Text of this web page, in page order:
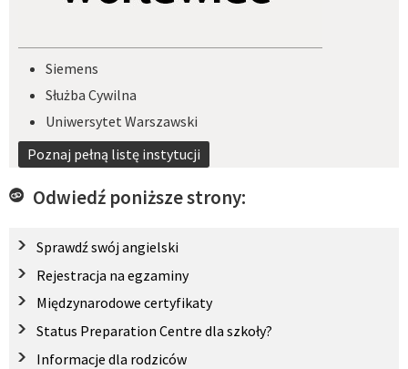
Siemens
Służba Cywilna
Uniwersytet Warszawski
Poznaj pełną listę instytucji
Odwiedź poniższe strony:
Sprawdź swój angielski
Rejestracja na egzaminy
Międzynarodowe certyfikaty
Status Preparation Centre dla szkoły?
Informacje dla rodziców